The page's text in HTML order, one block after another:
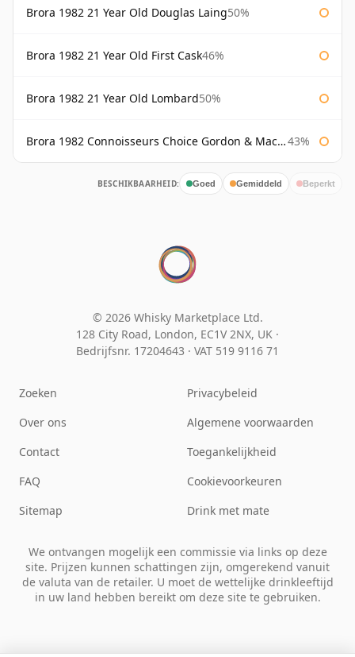
Brora 1982 21 Year Old Douglas Laing50%
Brora 1982 21 Year Old First Cask46%
Brora 1982 21 Year Old Lombard50%
Brora 1982 Connoisseurs Choice Gordon & Macphail 43%
BESCHIKBAARHEID: Goed Gemiddeld Beperkt
© 2026 Whisky Marketplace Ltd.
128 City Road, London, EC1V 2NX, UK ·
Bedrijfsnr. 17204643 · VAT 519 9116 71
Zoeken
Over ons
Contact
FAQ
Sitemap
Privacybeleid
Algemene voorwaarden
Toegankelijkheid
Cookievoorkeuren
Drink met mate
We ontvangen mogelijk een commissie via links op deze
site. Prijzen kunnen schattingen zijn, omgerekend vanuit
de valuta van de retailer. U moet de wettelijke drinkleeftijd
in uw land hebben bereikt om deze site te gebruiken.